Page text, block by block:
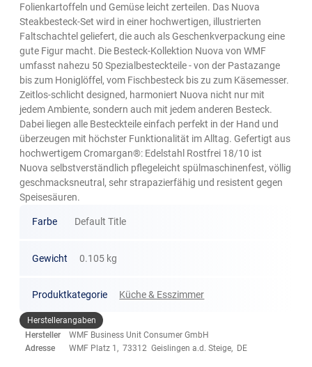
Folienkartoffeln und Gemüse leicht zerteilen. Das Nuova
Steakbesteck-Set wird in einer hochwertigen, illustrierten
Faltschachtel geliefert, die auch als Geschenkverpackung eine
gute Figur macht. Die Besteck-Kollektion Nuova von WMF
umfasst nahezu 50 Spezialbesteckteile - von der Pastazange
bis zum Honiglöffel, vom Fischbesteck bis zu zum Käsemesser.
Zeitlos-schlicht designed, harmoniert Nuova nicht nur mit
jedem Ambiente, sondern auch mit jedem anderen Besteck.
Dabei liegen alle Besteckteile einfach perfekt in der Hand und
überzeugen mit höchster Funktionalität im Alltag. Gefertigt aus
hochwertigem Cromargan®: Edelstahl Rostfrei 18/10 ist
Nuova selbstverständlich pflegeleicht spülmaschinenfest, völlig
geschmacksneutral, sehr strapazierfähig und resistent gegen
Speisesäuren.
Farbe Default Title
Gewicht 0.105 kg
Produktkategorie Küche & Esszimmer
Herstellerangaben
Hersteller
WMF Business Unit Consumer GmbH
Adresse
WMF Platz 1, 73312 Geislingen a.d. Steige, DE